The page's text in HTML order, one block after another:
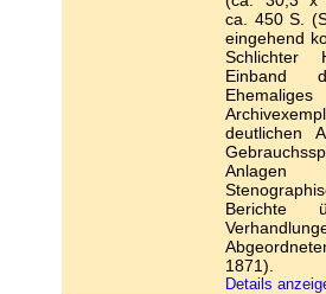
ca. 450 S.
eingehend
Schlichter
Einband
Ehemaliges
deutlichen
Anlagen
Berichte
1871).
Details